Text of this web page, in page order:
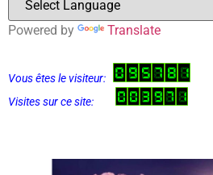
Powered by Translate
Vous êtes le visiteur:
Visites sur ce site: